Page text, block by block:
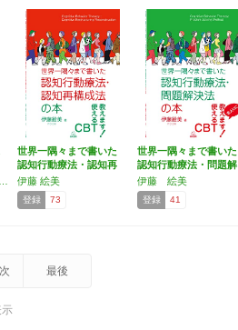
世界一隅々まで書いた
認知行動療法・認知再
構成…
伊藤 絵美
登録 73
世界一隅々まで書いた
認知行動療法・問題解
決法…
伊藤 絵美
登録 41
次 最後